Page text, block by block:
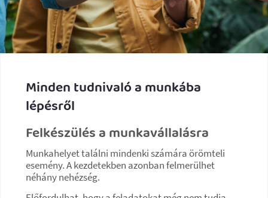
Minden tudnivaló a munkába
lépésről
Felkészülés a munkavállalásra
Munkahelyet találni mindenki számára örömteli
esemény. A kezdetekben azonban felmerülhet
néhány nehézség.